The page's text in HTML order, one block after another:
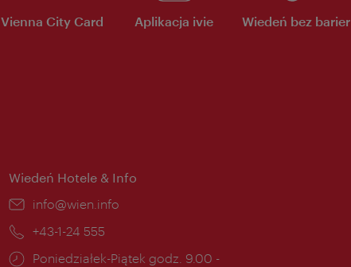
Vienna City Card Aplikacja ivie Wiedeń bez barier
Wiedeń Hotele & Info
E-
info@wien.info
Telefon:
+43-1-24 555
Godziny
Poniedziałek-Piątek godz. 9.00 -